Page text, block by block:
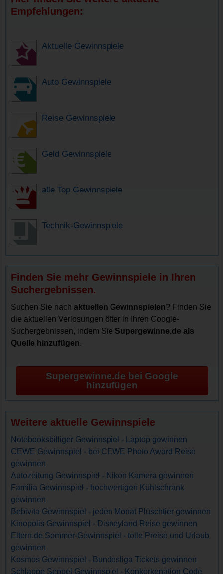
Empfehlungen:
Aktuelle Gewinnspiele
Auto Gewinnspiele
Reise Gewinnspiele
Geld Gewinnspiele
alle Top Gewinnspiele
Technik-Gewinnspiele
Finden Sie mehr Gewinnspiele in Ihren
Suchergebnissen.
Suchen Sie nachaktuellen Gewinnspielen? Finden Sie
die aktuellen Verlosungen öfter in Ihren Google-
Suchergebnissen, indem Sie Supergewinne.de als
Quelle hinzufügen.
Supergewinne.de bei Google
hinzufügen
Weitere aktuelle Gewinnspiele
Notebooksbilliger Gewinnspiel - Laptop gewinnen
CEWE Gewinnspiel - bei CEWE Photo Award Reise
gewinnen
Autozeitung Gewinnspiel - Nikon Kamera gewinnen
Familia Gewinnspiel - hochwertigen Kühlschrank
gewinnen
Bebivita Gewinnspiel - jeden Monat Plüschtier gewinnen
Kinopolis Gewinnspiel - Disneyland Reise gewinnen
Eltern.de Sommer-Gewinnspiel - tolle Preise und Urlaub
gewinnen
Kosmos Gewinnspiel - Bundesliga Tickets gewinnen
Schlappe Seppel Gewinnspiel - Konkorkenation Code